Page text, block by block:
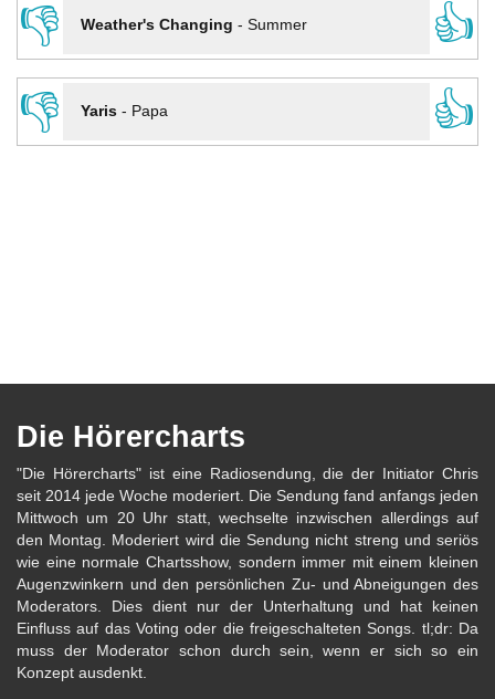
👎
Weather's Changing - Summer
👍
👎
Yaris- Papa 👍
Die Hörercharts
"Die Hörercharts" ist eine Radiosendung, die der Initiator Chris
seit 2014 jede Woche moderiert. Die Sendung fand anfangs jeden
Mittwoch um 20 Uhr statt, wechselte inzwischen allerdings auf
den Montag. Moderiert wird die Sendung nicht streng und seriös
wie eine normale Chartsshow, sondern immer mit einem kleinen
Augenzwinkern und den persönlichen Zu- und Abneigungen des
Moderators. Dies dient nur der Unterhaltung und hat keinen
Einfluss auf das Voting oder die freigeschalteten Songs. tl;dr: Da
muss der Moderator schon durch sein, wenn er sich so ein
Konzept ausdenkt.